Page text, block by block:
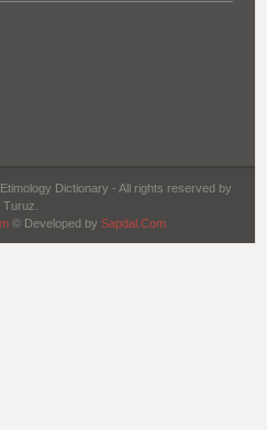
Dictionary - All rights reserved by
Turuz.
© Developed by Sapdal.Com